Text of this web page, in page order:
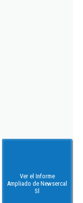
Ver el Informe
Ampliado de Newsercal
Sl